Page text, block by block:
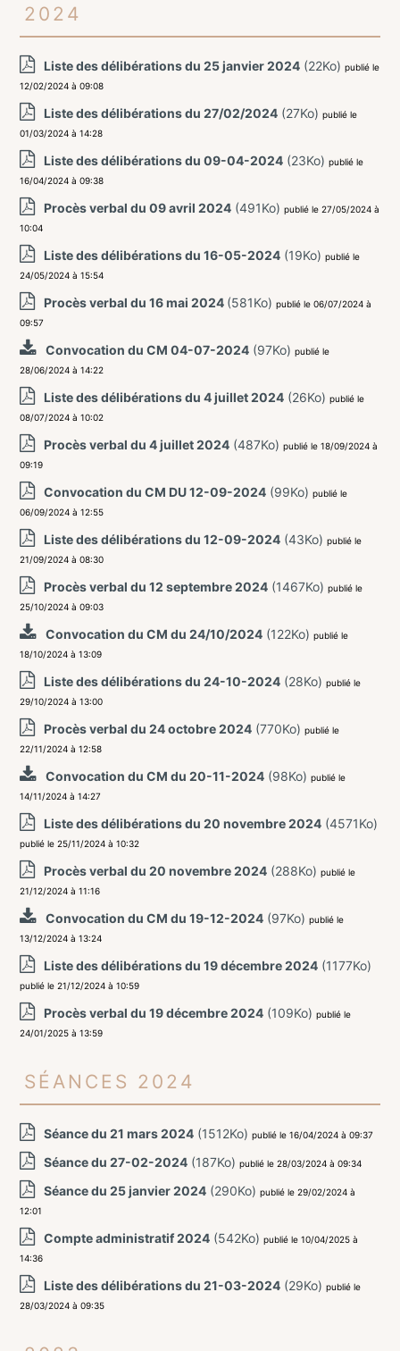
2024
Liste des délibérations du 25 janvier 2024 (22Ko)publié le
12/02/2024 à 09:08
Liste des délibérations du 27/02/2024 (27Ko)publié le
01/03/2024 à 14:28
Liste des délibérations du 09-04-2024 (23Ko)publié le
16/04/2024 à 09:38
Procès verbal du 09 avril 2024 (491Ko)publié le 27/05/2024 à
10:04
Liste des délibérations du 16-05-2024 (19Ko)publié le
24/05/2024 à 15:54
Procès verbal du 16 mai 2024 (581Ko)publié le 06/07/2024 à
09:57
Convocation du CM 04-07-2024 (97Ko)publié le
28/06/2024 à 14:22
Liste des délibérations du 4 juillet 2024 (26Ko)publié le
08/07/2024 à 10:02
Procès verbal du 4 juillet 2024 (487Ko)publié le 18/09/2024 à
09:19
Convocation du CM DU 12-09-2024 (99Ko)publié le
06/09/2024 à 12:55
Liste des délibérations du 12-09-2024 (43Ko)publié le
21/09/2024 à 08:30
Procès verbal du 12 septembre 2024 (1467Ko)publié le
25/10/2024 à 09:03
Convocation du CM du 24/10/2024 (122Ko)publié le
18/10/2024 à 13:09
Liste des délibérations du 24-10-2024 (28Ko)publié le
29/10/2024 à 13:00
Procès verbal du 24 octobre 2024 (770Ko)publié le
22/11/2024 à 12:58
Convocation du CM du 20-11-2024 (98Ko)publié le
14/11/2024 à 14:27
Liste des délibérations du 20 novembre 2024 (4571Ko)
publié le 25/11/2024 à 10:32
Procès verbal du 20 novembre 2024 (288Ko)publié le
21/12/2024 à 11:16
Convocation du CM du 19-12-2024 (97Ko)publié le
13/12/2024 à 13:24
Liste des délibérations du 19 décembre 2024 (1177Ko)
publié le 21/12/2024 à 10:59
Procès verbal du 19 décembre 2024 (109Ko)publié le
24/01/2025 à 13:59
Séances 2024
Séance du 21 mars 2024 (1512Ko)publié le 16/04/2024 à 09:37
Séance du 27-02-2024 (187Ko)publié le 28/03/2024 à 09:34
Séance du 25 janvier 2024 (290Ko)publié le 29/02/2024 à
12:01
Compte administratif 2024 (542Ko)publié le 10/04/2025 à
14:36
Liste des délibérations du 21-03-2024 (29Ko)publié le
28/03/2024 à 09:35